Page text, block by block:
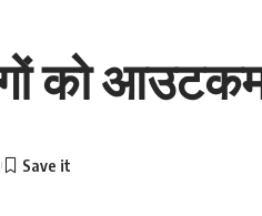
को आउटकम